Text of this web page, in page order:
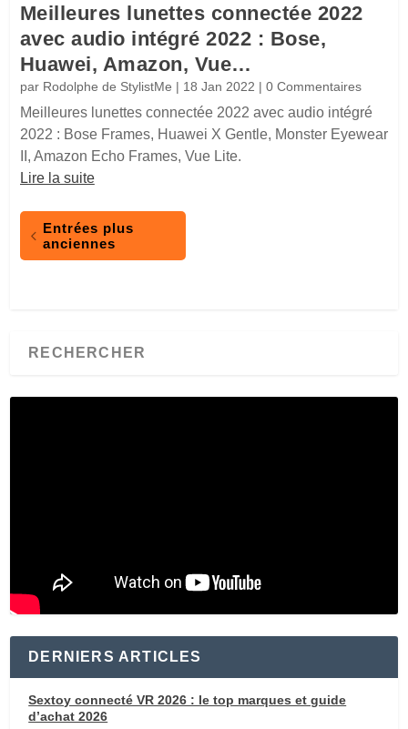
Meilleures lunettes connectée 2022
avec audio intégré 2022 : Bose,
Huawei, Amazon, Vue…
par Rodolphe de StylistMe | 18 Jan 2022 | 0 Commentaires
Meilleures lunettes connectée 2022 avec audio intégré
2022 : Bose Frames, Huawei X Gentle, Monster Eyewear
II, Amazon Echo Frames, Vue Lite.
Lire la suite
Entrées plus
anciennes
DERNIERS ARTICLES
Sextoy connecté VR 2026 : le top marques et guide
d’achat 2026